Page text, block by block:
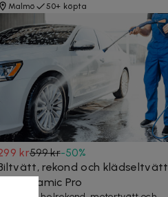
Malmö 50+ köpta
kr599 kr-50%
rekond och klädseltvätt
hos Ceramic Pro